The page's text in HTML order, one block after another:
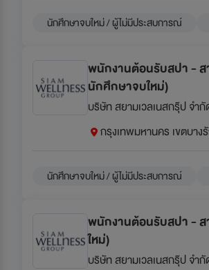
นักศึกษาจบใหม่ / ผู้ไม่มีประสบการณ์
พนักงานต้อนรับสปา - ส
นักศึกษาจบใหม่)
บริษัท สยามเวลเนสกรุ๊ป จำ
กรุงเทพมหานคร เขตบาง
นักศึกษาจบใหม่ / ผู้ไม่มีประสบการณ์
พนักงานต้อนรับสปา -
ใหม่)
บริษัท สยามเวลเนสกรุ๊ป จำ